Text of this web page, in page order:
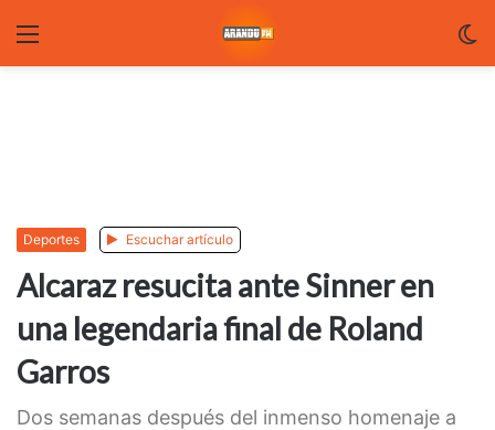
Deportes Escuchar artículo
Alcaraz resucita ante Sinner en
una legendaria final de Roland
Garros
Dos semanas después del inmenso homenaje a